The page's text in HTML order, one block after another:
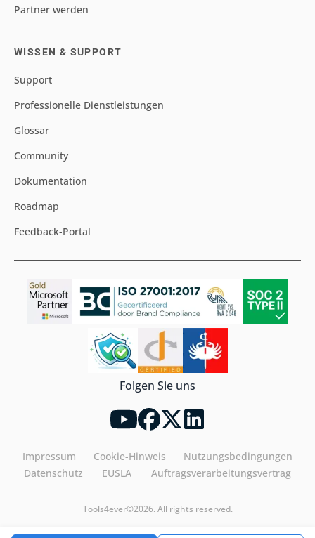
Partner werden
WISSEN & SUPPORT
Support
Professionelle Dienstleistungen
Glossar
Community
Dokumentation
Roadmap
Feedback-Portal
Folgen Sie uns
Impressum Cookie-Hinweis
Nutzungsbedingungen
Datenschutz
EUSLA Auftragsverarbeitungsvertrag
Tools4ever©2026. All rights reserved.